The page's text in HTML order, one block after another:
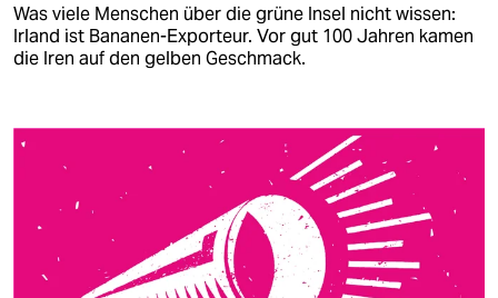
Was viele Menschen über die grüne Insel nicht wissen:
Irland ist Bananen-Exporteur. Vor gut 100 Jahren kamen
die Iren auf den gelben Geschmack.